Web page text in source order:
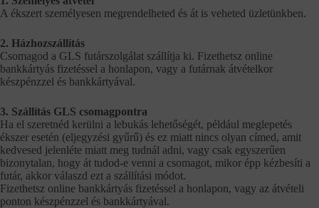
A ékszert személyesen megrendelheted és át is veheted üzletünkben.
2. Házhozszállítás
Csomagod a GLS futárszolgálat szállítja ki. Fizethetsz online
bankkártyás fizetéssel a honlapon, vagy a futárnak átvételkor
készpénzzel és bankkártyával.
3. Szállítás GLS csomagpontra
Ha el szeretnéd kerülni a lebukás lehetőségét, például meglepetés
ékszer esetén (eljegyzési gyűrű) és ez miatt nincs olyan címed, amit
kedvesed jelenléte miatt meg tudnál adni, vagy csak egyszerűen
bizonytalan, hogy át tudod-e venni a csomagot, mikor épp kézbesíti a
futár, akkor válaszd ezt a szállítási módot.
Fizethetsz online bankkártyás fizetéssel a honlapon, vagy az átvételi
ponton készpénzzel és bankkártyával.